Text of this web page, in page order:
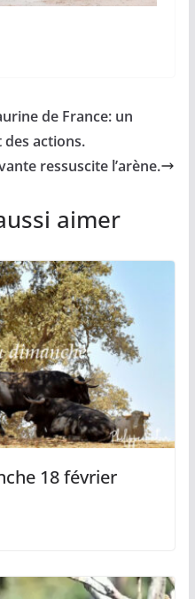
de France: un
actions.
ressuscite l’arène.
aimer
18 février